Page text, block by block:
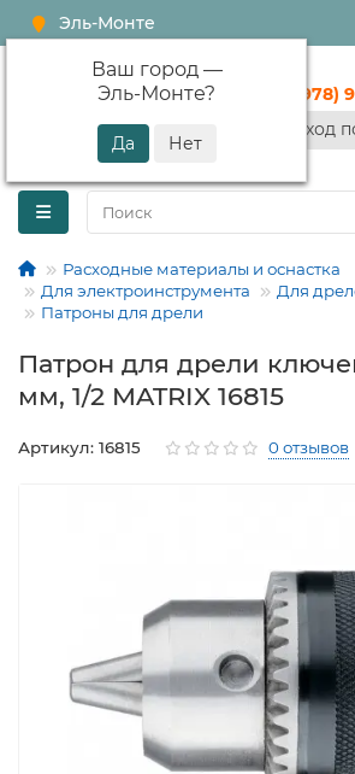
Эль-Монте
Ваш город —
Эль-Монте?
+7 (978)
Вход
Расходные материалы и оснастка
Для электроинструмента
Для
Патроны для дрели
Патрон для дрели
мм, 1/2 MATRIX 16815
Артикул: 16815 0 отзывов